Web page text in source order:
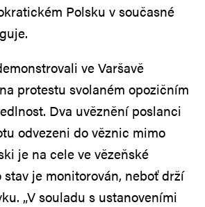
Polsku v současné
ve Varšavě
protestu svolaném opozičním
Dva uvěznění poslanci
odvezeni do věznic mimo
je na cele ve vězeňské
stav je monitorován, neboť drží
„V souladu s ustanoveními